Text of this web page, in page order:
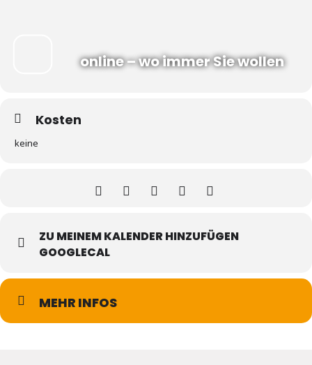
online – wo immer Sie wollen
Kosten
keine
ZU MEINEM KALENDER HINZUFÜGEN
GOOGLECAL
MEHR INFOS